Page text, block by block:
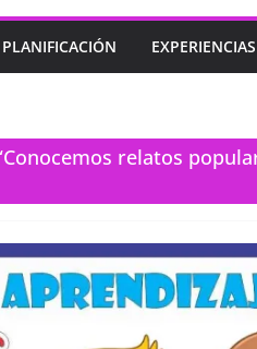
PLANIFICACIÓN
relatos